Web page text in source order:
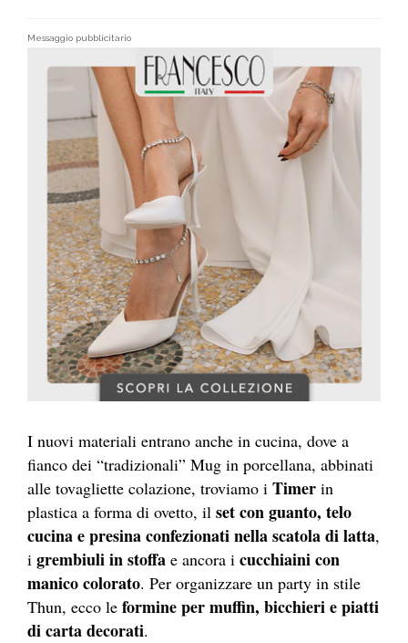
Messaggio pubblicitario
I nuovi materiali entrano anche in cucina, dove a
fianco dei “tradizionali” Mug in porcellana, abbinati
alle tovagliette colazione, troviamo i Timer in
plastica a forma di ovetto, il set con guanto, telo
cucina e presina confezionati nella scatola di latta,
i grembiuli in stoffa e ancora i cucchiaini con
manico colorato. Per organizzare un party in stile
Thun, ecco le formine per muffin, bicchieri e piatti
di carta decorati.